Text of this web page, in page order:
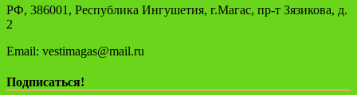
РФ, 386001, Республика Ингушетия, г.Магас, пр-т Зязикова, д.
2
Email: vestimagas@mail.ru
Подписаться!